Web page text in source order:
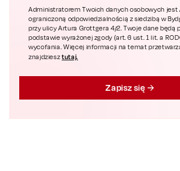
Administratorem Twoich danych osobowych jest
ograniczoną odpowiedzialnością z siedzibą w
przy ulicy Artura Grottgera 4/2. Twoje dane będą
podstawie wyrażonej zgody (art. 6 ust. 1 lit. a
wycofania. Więcej informacji na temat
znajdziesztutaj.
Zapisz się